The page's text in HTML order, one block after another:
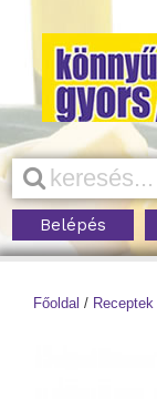
Belépés
Főoldal / Receptek